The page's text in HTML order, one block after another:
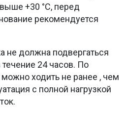
+30 °С, перед
рекомендуется
не должна подвергаться
24 часов. По
ходить не ранее , чем
с полной нагрузкой